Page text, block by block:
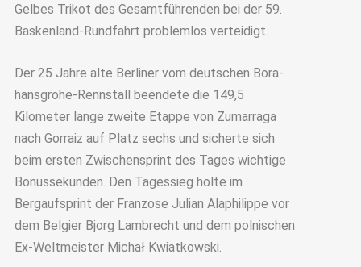
Gelbes Trikot des Gesamtführenden bei der 59.
Baskenland-Rundfahrt problemlos verteidigt.
Der 25 Jahre alte Berliner vom deutschen Bora-
hansgrohe-Rennstall beendete die 149,5
Kilometer lange zweite Etappe von Zumarraga
nach Gorraiz auf Platz sechs und sicherte sich
beim ersten Zwischensprint des Tages wichtige
Bonussekunden. Den Tagessieg holte im
Bergaufsprint der Franzose Julian Alaphilippe vor
dem Belgier Bjorg Lambrecht und dem polnischen
Ex-Weltmeister Michał Kwiatkowski.